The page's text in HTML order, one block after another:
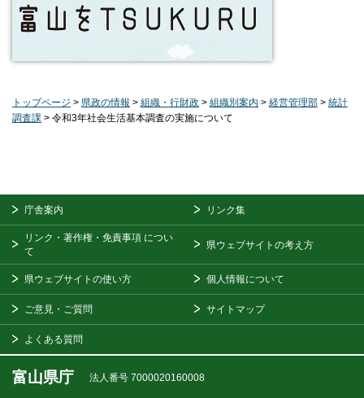
トップページ > 県政の情報 > 組織・行財政 > 組織別案内 > 経営管理部 > 統計
調査課 > 令和3年社会生活基本調査の実施について
庁舎案内 リンク集
リンク・著作権・免責事項 につい
て
県ウェブサイトの考え方
県ウェブサイトの使い方 個人情報について
ご意見・ご質問 サイトマップ
よくある質問
富山県庁 法人番号 7000020160008